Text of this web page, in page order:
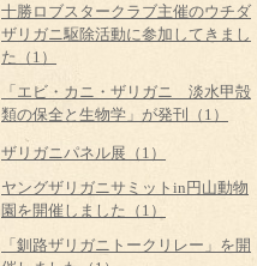
十勝ロブスタークラブ主催のウチダ
ザリガニ駆除活動に参加してきまし
た（1）
「エビ・カニ・ザリガニ 淡水甲殻
類の保全と生物学」が発刊（1）
ザリガニパネル展（1）
ヤングザリガニサミットin円山動物
園を開催しました（1）
「釧路ザリガニトークリレー」を開